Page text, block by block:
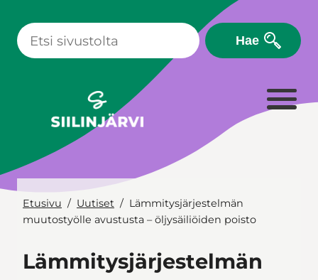
sisältöön
Hae
Etusivu Uutiset
Lämmitysjärjestelmän
muutostyölle avustusta – öljysäiliöiden poisto
Lämmitysjärjestelmän